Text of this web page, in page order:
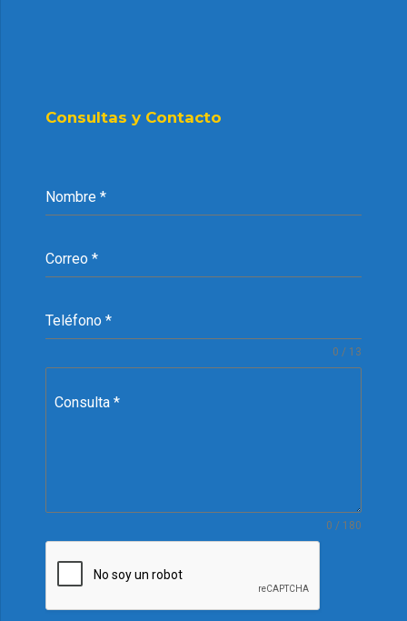
Consultas y Contacto
Nombre *
Correo *
Teléfono *
0 / 13
Consulta *
0 / 180